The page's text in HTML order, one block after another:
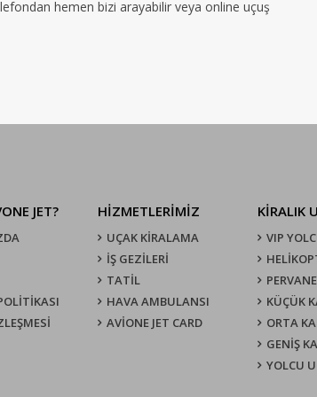
hemen bizi arayabilir veya online uçuş
JET? HİZMETLERİMİZ
UÇAK KIRALAMA
İŞ GEZİLERİ
TATİL
HAVA AMBULANSI
AVİONE JET CARD
KIRALIK
VIP
KÜÇÜK
ORTA
GENİŞ
YOLCU